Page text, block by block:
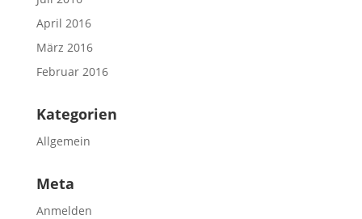
April 2016
März 2016
Februar 2016
Kategorien
Allgemein
Meta
Anmelden